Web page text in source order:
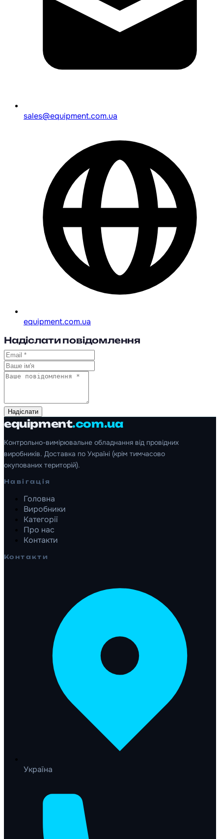
sales@equipment.com.ua
equipment.com.ua
Надіслати повідомлення
Надіслати
equipment.com.ua
Контрольно-вимірювальне обладнання від провідних
виробників. Доставка по Україні (крім тимчасово
окупованих територій).
Навігація
Головна
Виробники
Категорії
Про нас
Контакти
Контакти
Україна